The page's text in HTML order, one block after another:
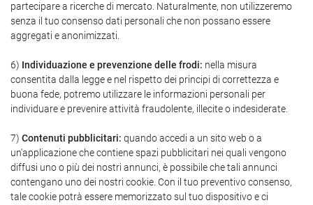
partecipare a ricerche di mercato. Naturalmente, non utilizzeremo
senza il tuo consenso dati personali che non possano essere
aggregati e anonimizzati.
6) Individuazione e prevenzione delle frodi: nella misura
consentita dalla legge e nel rispetto dei principi di correttezza e
buona fede, potremo utilizzare le informazioni personali per
individuare e prevenire attività fraudolente, illecite o indesiderate.
7) Contenuti pubblicitari: quando accedi a un sito web o a
un'applicazione che contiene spazi pubblicitari nei quali vengono
diffusi uno o più dei nostri annunci, è possibile che tali annunci
contengano uno dei nostri cookie. Con il tuo preventivo consenso,
tale cookie potrà essere memorizzato sul tuo dispositivo e ci